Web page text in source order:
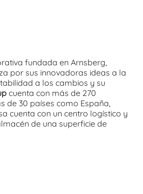
fundada en Arnsberg,
por sus innovadoras ideas a la
a los cambios y su
cuenta con más de 270
de 30 países como España,
cuenta con un centro logístico y
de una superficie de